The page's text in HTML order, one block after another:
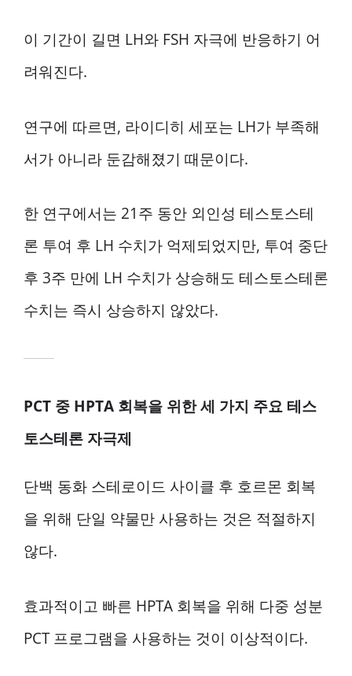
이 기간이 길면 LH와 FSH 자극에 반응하기 어
려워진다.
연구에 따르면, 라이디히 세포는 LH가 부족해
서가 아니라 둔감해졌기 때문이다.
한 연구에서는 21주 동안 외인성 테스토스테
론 투여 후 LH 수치가 억제되었지만, 투여 중단
후 3주 만에 LH 수치가 상승해도 테스토스테론
수치는 즉시 상승하지 않았다.
PCT 중 HPTA 회복을 위한 세 가지 주요 테스
토스테론 자극제
단백 동화 스테로이드 사이클 후 호르몬 회복
을 위해 단일 약물만 사용하는 것은 적절하지
않다.
효과적이고 빠른 HPTA 회복을 위해 다중 성분
PCT 프로그램을 사용하는 것이 이상적이다.